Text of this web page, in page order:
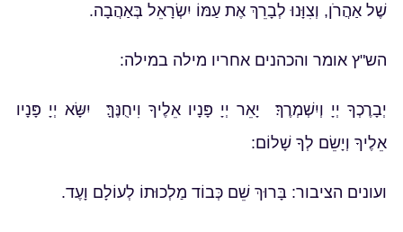
שֶׁל אַהֲרֹן, וְצִוָּנוּ לְבָרֵךְ אֶת עַמּוֹ יִשְׂרָאֵל בְּאַהֲבָה.
הש"ץ אומר והכהנים אחריו מילה במילה:
יְבָרֶכְךָ יְיָ וְיִשְׁמְרֶךָ׃ יָאֵר יְיָ פָּנָיו אֵלֶיךָ וִיחֻנֶּךָּ׃ יִשָּׂא יְיָ פָּנָיו
אֵלֶיךָ וְיָשֵׂם לְךָ שָׁלוֹם:
ועונים הציבור: בָּרוּךְ שֵׁם כְּבוֹד מַלְכוּתוֹ לְעוֹלָם וָעֶד.